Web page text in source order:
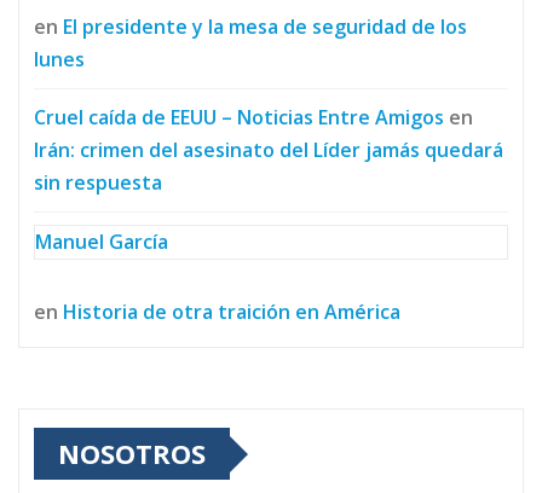
en El presidente y la mesa de seguridad de los
lunes
Cruel caída de EEUU – Noticias Entre Amigos en
Irán: crimen del asesinato del Líder jamás quedará
sin respuesta
Manuel García
en Historia de otra traición en América
NOSOTROS